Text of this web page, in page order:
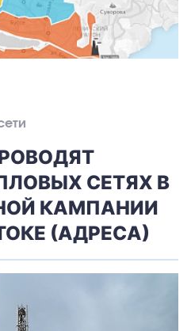
СЕТЯХ В
КАМПАНИИ
(АДРЕСА)